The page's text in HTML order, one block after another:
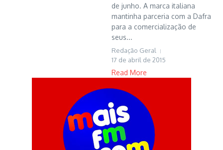
de junho. A marca italiana
mantinha parceria com a Dafra
para a comercialização de
seus...
Redação Geral
17 de abril de 2015
Read More